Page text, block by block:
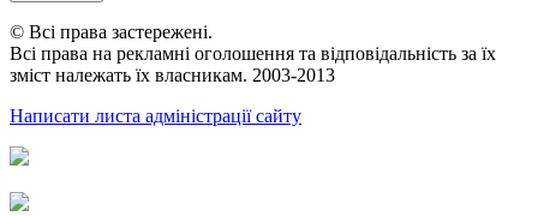
© Всі права застережені.
Всі права на рекламні оголошення та відповідальність за їх
зміст належать їх власникам. 2003-2013
Написати листа адміністрації сайту